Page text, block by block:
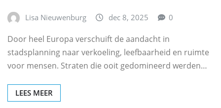
Lisa Nieuwenburg dec 8, 2025 0
Door heel Europa verschuift de aandacht in
stadsplanning naar verkoeling, leefbaarheid en ruimte
voor mensen. Straten die ooit gedomineerd werden…
LEES MEER